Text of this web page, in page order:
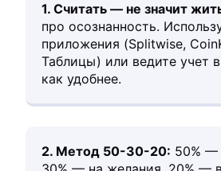
1. Считать — не значит
про осознанность.
приложения (Splitwise,
Таблицы) или ведите учет
как удобнее.
2. Метод 50-30-20: 50% —